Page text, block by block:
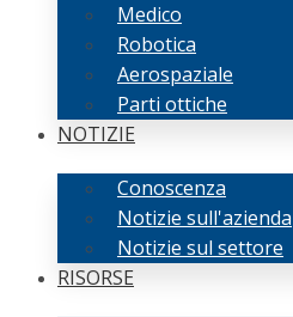
Medico
Robotica
Aerospaziale
Parti ottiche
NOTIZIE
Conoscenza
Notizie sull'azienda
Notizie sul settore
RISORSE